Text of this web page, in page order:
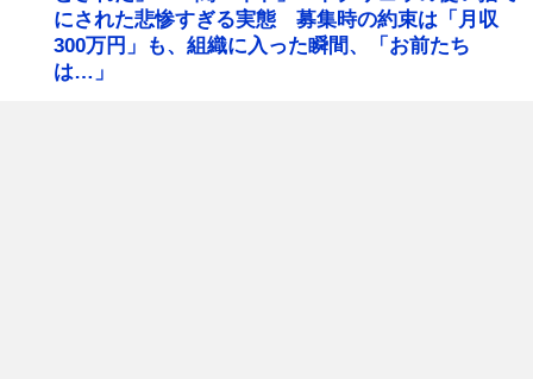
にされた悲惨すぎる実態 募集時の約束は「月収
300万円」も、組織に入った瞬間、「お前たち
は…」